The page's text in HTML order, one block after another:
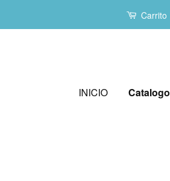
Carrito
INICIO Catalogo